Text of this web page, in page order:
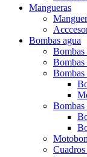
Mangueras
Bombas agua
Bombas
Bombas
Bombas
Bombas